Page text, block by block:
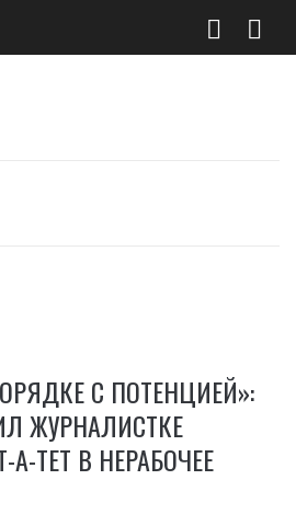
С ПОТЕНЦИЕЙ»:
ЖУРНАЛИСТКЕ
ТЕТ В НЕРАБОЧЕЕ